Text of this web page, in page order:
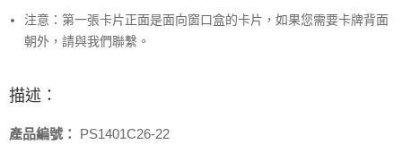
注意：第一張卡片正面是面向窗口盒的卡片，如果您需要卡牌背面
朝外，請與我們聯繫。
描述：
產品編號： PS1401C26-22